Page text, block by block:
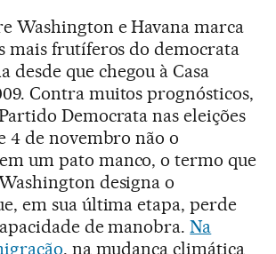
Washington e Havana marca
mais frutíferos do democrata
desde que chegou à Casa
Contra muitos prognósticos,
Democrata nas eleições
4 de novembro não o
um pato manco, o termo que
designa o
em sua última etapa, perde
de manobra.Na
, na mudança climática